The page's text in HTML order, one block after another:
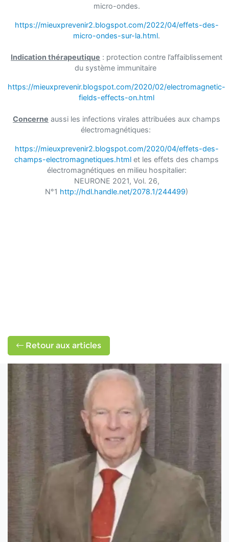
micro-ondes.
https://mieuxprevenir2.blogspot.com/2022/04/effets-des-
micro-ondes-sur-la.html.
Indication thérapeutique : protection contre l’affaiblissement
du système immunitaire
https://mieuxprevenir.blogspot.com/2020/02/electromagnetic-
fields-effects-on.html
Concerne aussi les infections virales attribuées aux champs
électromagnétiques:
https://mieuxprevenir2.blogspot.com/2020/04/effets-des-
champs-electromagnetiques.html et les effets des champs
électromagnétiques en milieu hospitalier:
NEURONE 2021, Vol. 26,
N°1 http://hdl.handle.net/2078.1/244499)
Retour aux articles